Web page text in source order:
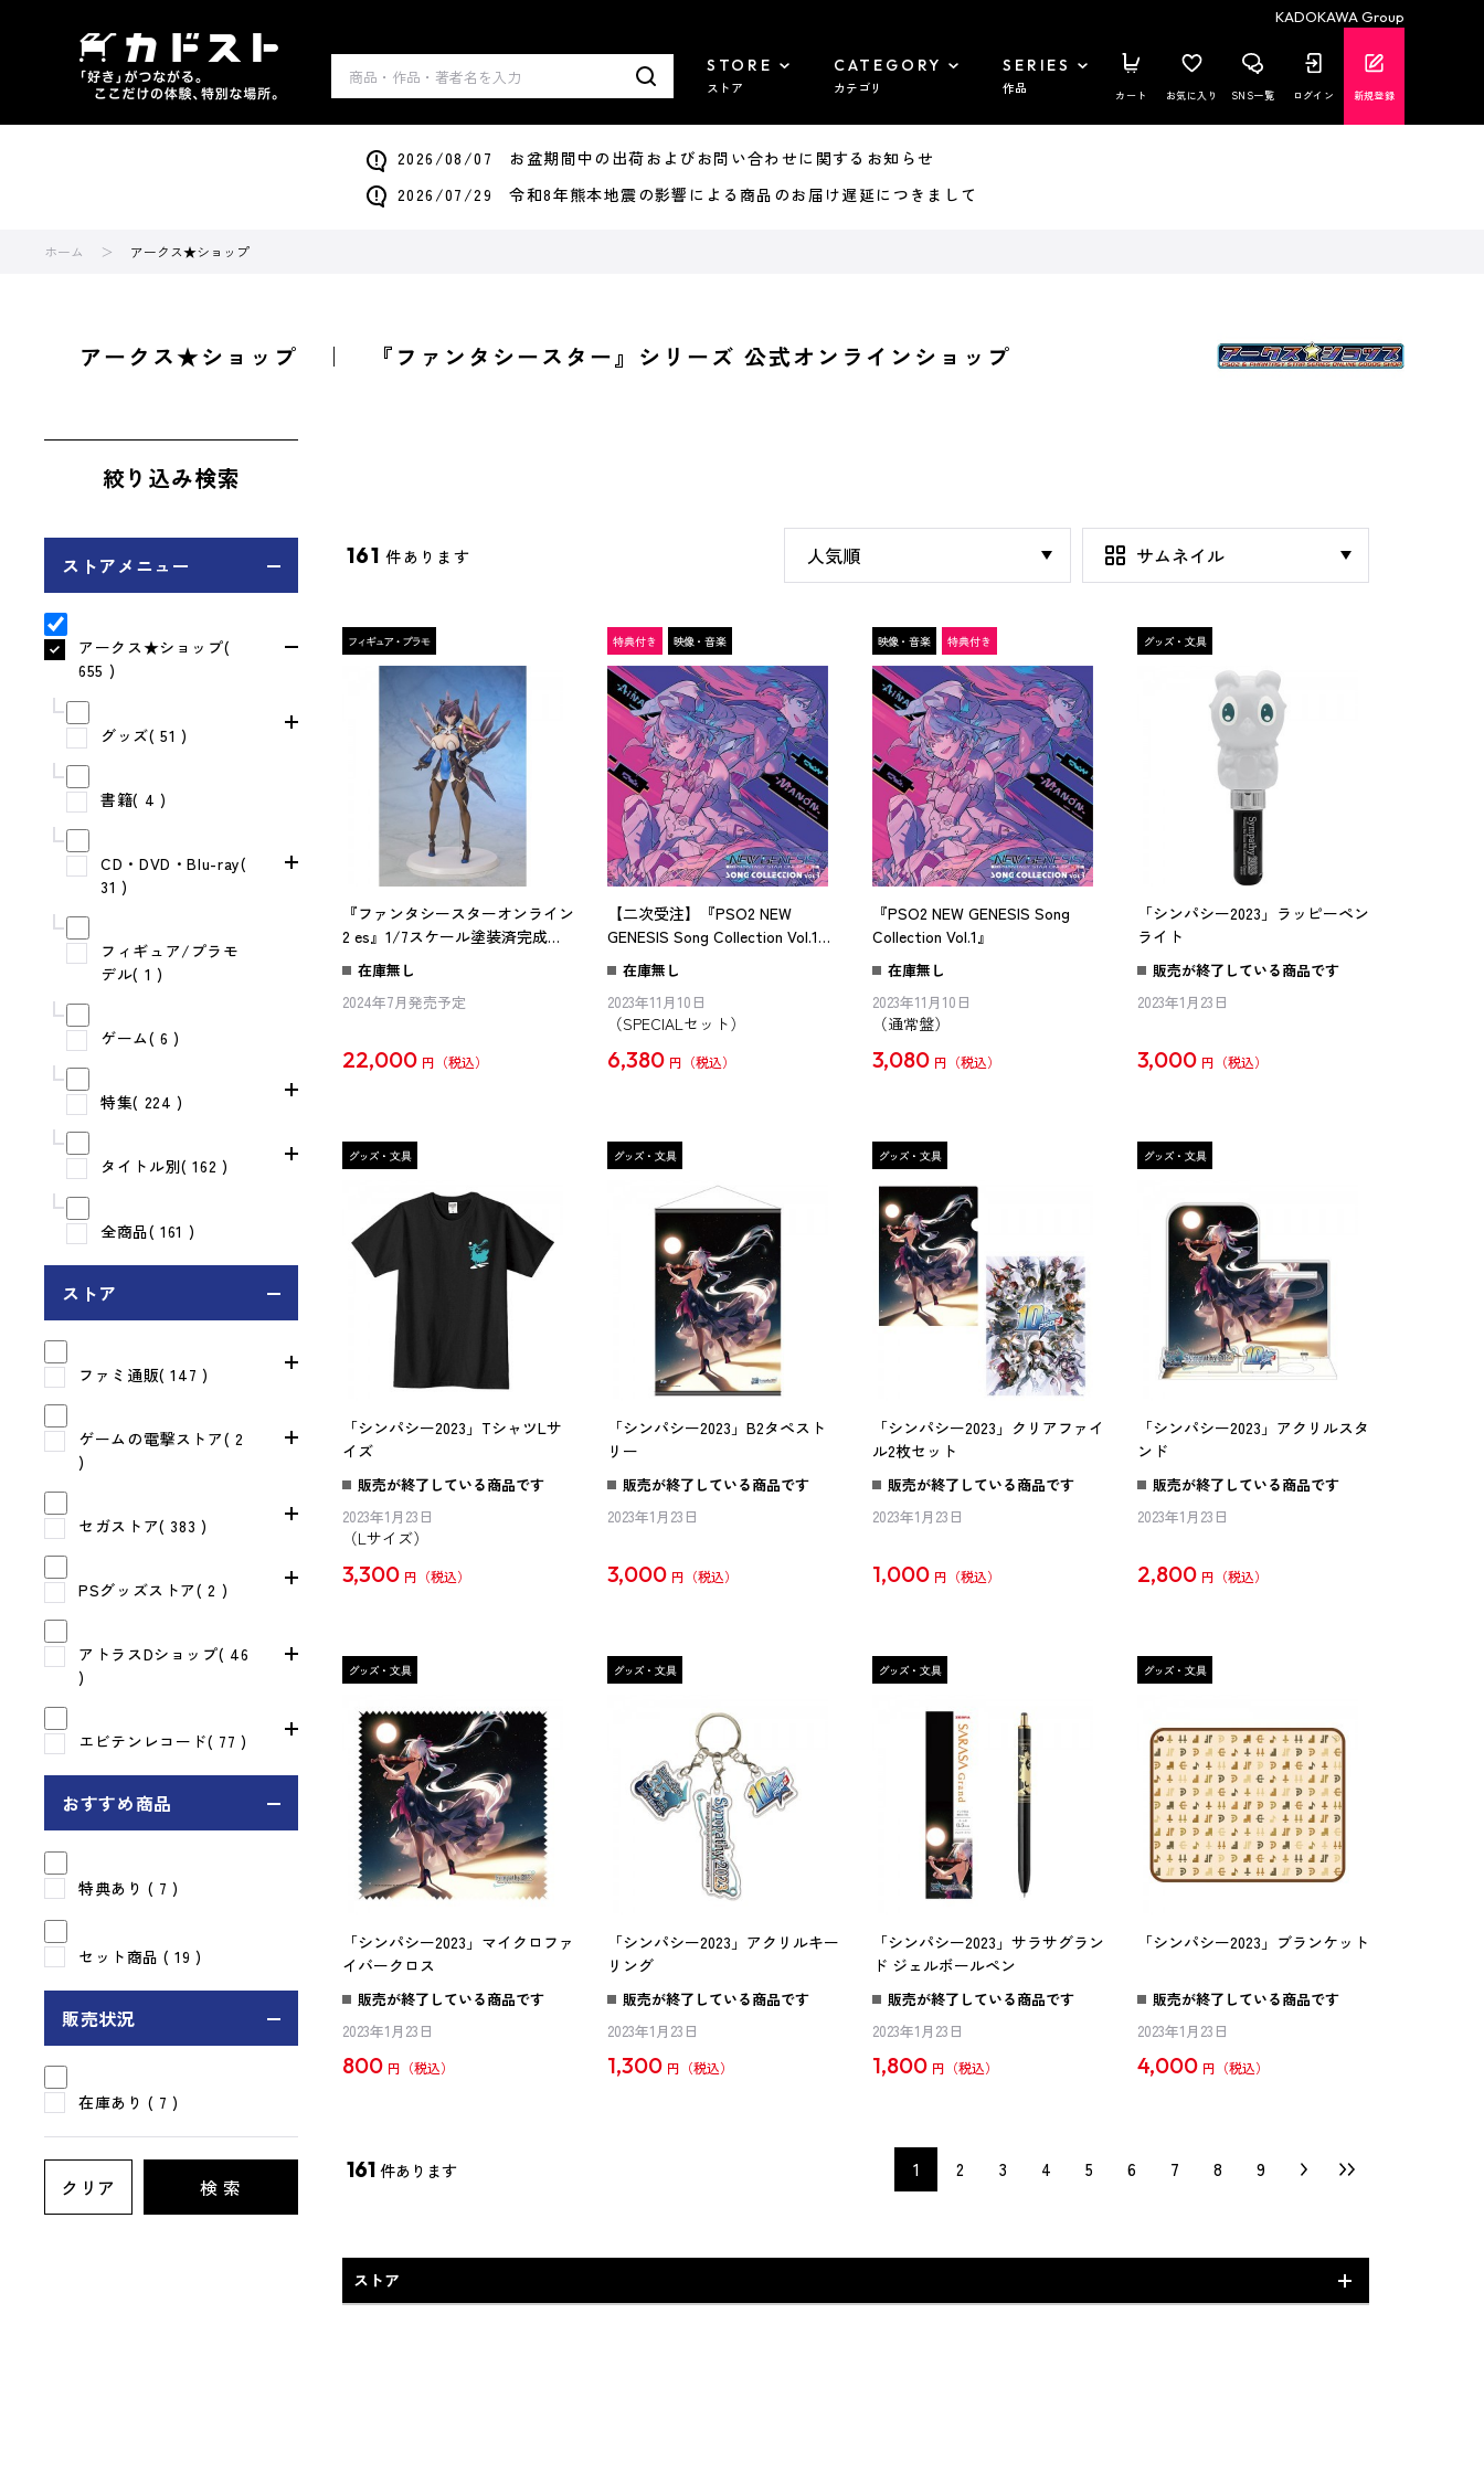
KADOKAWA Group
STORE
ストア
CATEGORY
カテゴリ
SERIES
作品 カート お気に入り SNS一覧 ログイン 新規登録
2026/08/07 お盆期間中の出荷およびお問い合わせに関するお知らせ
2026/07/29 令和8年熊本地震の影響による商品のお届け遅延につきまして
ホーム アークス★ショップ
アークス★ショップ ｜ 『ファンタシースター』シリーズ 公式オンラインショップ
絞り込み検索
ストアメニュー
アークス★ショップ(
655 )
グッズ( 51 )
書籍( 4 )
CD・DVD・Blu-ray(
31 )
フィギュア/プラモ
デル( 1 )
ゲーム( 6 )
特集( 224 )
タイトル別( 162 )
全商品( 161 )
ストア
ファミ通販( 147 )
ゲームの電撃ストア( 2
)
セガストア( 383 )
PSグッズストア( 2 )
アトラスDショップ( 46
)
エビテンレコード( 77 )
おすすめ商品
特典あり ( 7 )
セット商品( 19 )
販売状況
在庫あり ( 7 )
クリア 検 索
161 件あります
『ファンタシースターオンライン
2 es』1/7スケール塗装済完成品
ホルシード
在庫無し
2024年7月発売予定
22,000 円
【二次受注】『PSO2 NEW
GENESIS Song Collection Vol.1』
SPECIALセット（2023年11月下旬
出荷）
在庫無し
2023年11月10日
（SPECIALセット）
6,380 円
『PSO2 NEW GENESIS Song
Collection Vol.1』
在庫無し
2023年11月10日
（通常盤）
3,080 円
「シンパシー2023」ラッピーペン
ライト
販売が終了している商品です
2023年1月23日
3,000 円
「シンパシー2023」TシャツLサ
イズ
販売が終了している商品です
2023年1月23日
（Lサイズ）
3,300 円
「シンパシー2023」B2タペスト
リー
販売が終了している商品です
2023年1月23日
3,000 円
「シンパシー2023」クリアファイ
ル2枚セット
販売が終了している商品です
2023年1月23日
1,000 円
「シンパシー2023」アクリルスタ
ンド
販売が終了している商品です
2023年1月23日
2,800 円
「シンパシー2023」マイクロファ
イバークロス
販売が終了している商品です
2023年1月23日
800 円
「シンパシー2023」アクリルキー
リング
販売が終了している商品です
2023年1月23日
1,300 円
「シンパシー2023」サラサグラン
ド ジェルボールペン
販売が終了している商品です
2023年1月23日
1,800 円
「シンパシー2023」ブランケット
販売が終了している商品です
2023年1月23日
4,000 円
161 件あります 1 2 3 4 5 6 7 8 9
ストア